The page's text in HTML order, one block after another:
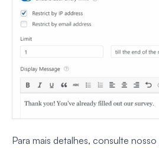
Para mais detalhes, consulte